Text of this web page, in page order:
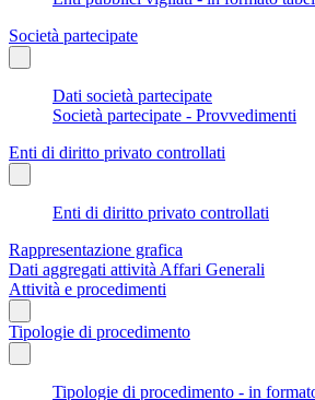
Società partecipate
Dati società partecipate
Società partecipate - Provvedimenti
Enti di diritto privato controllati
Enti di diritto privato controllati
Rappresentazione grafica
Dati aggregati attività Affari Generali
Attività e procedimenti
Tipologie di procedimento
Tipologie di procedimento - in